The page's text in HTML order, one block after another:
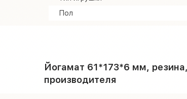
Пол
Йогамат 61*173*6 мм, резина,
производителя